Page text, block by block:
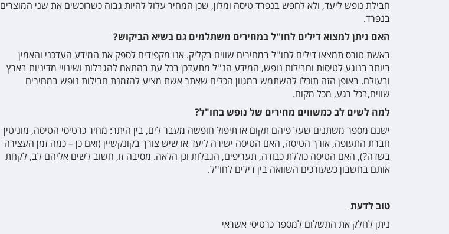
חבילת נופש ליעד, ולא לחפש בנפרד טיסה ומלון, שכן המחיר עלול להיות גבוה כשרוכשים את שני המוצרים
בנפרד.
האם ניתן למצוא דילים לחו''ל במחירים משתלמים גם בשיא הביקוש?
באשת טורס תמצאו דילים לחו''ל במחירים שווים בקליק. אנו מקפידים לספק את המידע העדכני והאמין
ביותר בנוגע לטיסות וחבילות נופש, המידע הנ''ל מתעדכן בכל עת בהתאם להגבלות ושינויי מדיניות בארץ
ובעולם. באופן הזה תוכלו להשתמש במגוון הכלים שאתר אשת מציע להזמנת חבילות נופש במחירים
שווים,בכל רגע, מכל מקום.
למה לשים לב כמשווים מחירים של נופש בחו"ל?
ישנם מספר משתנים שעל פיהם תקום או תיפול חופשה מעבר לים, בין היתר: מחיר כרטיסי הטיסה, מוניטין
חברת התעופה, אורך הטיסה, האם הטיסה ישירה ליעד או שיש צורך בקונקשיין (ואם כן – כמה זמן העצירה
בשדה?), האם הטיסה כוללת כבודה, תעריפים, הגבלות וכן הלאה. מסיבה זו, חשוב לשים אליהם לב, לקחת
אותם בחשבון כשעורכים השוואה בין דילים לחו''ל.
טוב לדעת
ניתן לחלק את התשלום למספר כרטיסי אשראי